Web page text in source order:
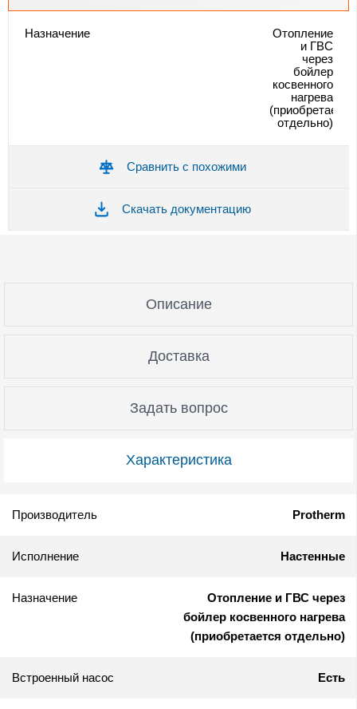
Назначение
Отопление
и ГВС
через
бойлер
косвенного
нагрева
(приобретается
отдельно)
Сравнить с похожими
Скачать документацию
Характеристика
Описание
Доставка
Задать вопрос
Производитель Protherm
Исполнение Настенные
Назначение
Отопление и ГВС через
бойлер косвенного нагрева
(приобретается отдельно)
Встроенный насос Есть